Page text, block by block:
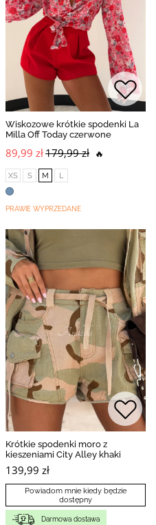
Wiskozowe krótkie spodenki La
Milla Off Today czerwone
89,99 zł179,99 zł 🔥
XS S M L
PRAWIE WYPRZEDANE
Krótkie spodenki moro z
kieszeniami City Alley khaki
139,99 zł
Powiadom mnie kiedy będzie
dostępny
Darmowa dostawa